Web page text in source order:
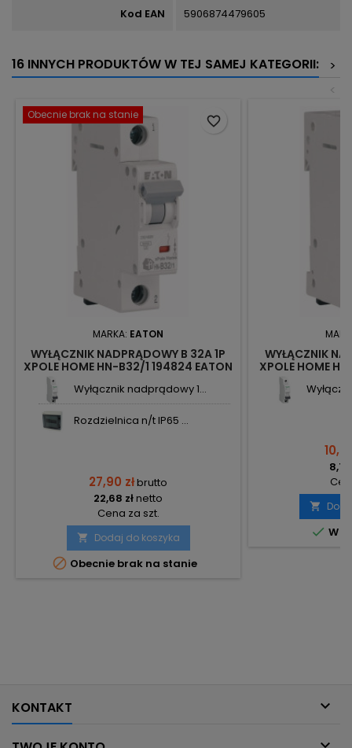
Kod EAN 5906874479605
16 INNYCH PRODUKTÓW W TEJ SAMEJ KATEGORII:
>
<
Obecnie brak na stanie
MARKA: EATON
WYŁĄCZNIK NADPRĄDOWY B 32A 1P
XPOLE HOME HN-B32/1 194824 EATON
Wyłącznik nadprądowy 1...
Rozdzielnica n/t IP65 ...
27,90 złbrutto
22,68 złnetto
Cena za szt.
 Dodaj do koszyka
 Obecnie brak na stanie
favorite_border
WYŁĄCZNIK
XPOLE HOME

 W
KONTAKT 